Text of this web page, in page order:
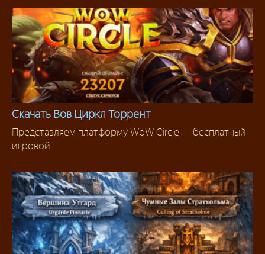
Скачать WoW
Скачать Вов Циркл Торрент
Представляем платформу WoW Circle — бесплатный
игровой